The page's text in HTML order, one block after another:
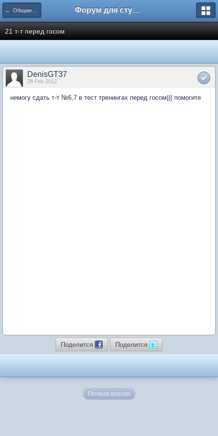
← Общаются менеджеры Форум для студента СГА
21 т-т перед госом
DenisGT37
28 Feb 2012
немогу сдать т-т №6,7 в тест тренингах перед госом((( помогите
Поделится Поделится
Полная версия